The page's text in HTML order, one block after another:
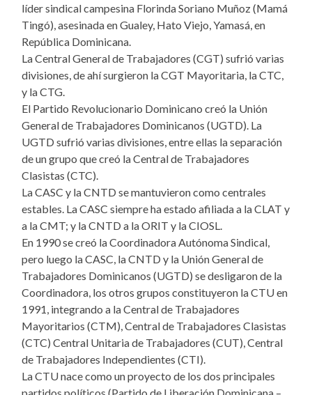
líder sindical campesina Florinda Soriano Muñoz (Mamá
Tingó), asesinada en Gualey, Hato Viejo, Yamasá, en
República Dominicana.
La Central General de Trabajadores (CGT) sufrió varias
divisiones, de ahí surgieron la CGT Mayoritaria, la CTC,
y la CTG.
El Partido Revolucionario Dominicano creó la Unión
General de Trabajadores Dominicanos (UGTD). La
UGTD sufrió varias divisiones, entre ellas la separación
de un grupo que creó la Central de Trabajadores
Clasistas (CTC).
La CASC y la CNTD se mantuvieron como centrales
estables. La CASC siempre ha estado afiliada a la CLAT y
a la CMT; y la CNTD a la ORIT y la CIOSL.
En 1990 se creó la Coordinadora Autónoma Sindical,
pero luego la CASC, la CNTD y la Unión General de
Trabajadores Dominicanos (UGTD) se desligaron de la
Coordinadora, los otros grupos constituyeron la CTU en
1991, integrando a la Central de Trabajadores
Mayoritarios (CTM), Central de Trabajadores Clasistas
(CTC) Central Unitaria de Trabajadores (CUT), Central
de Trabajadores Independientes (CTI).
La CTU nace como un proyecto de los dos principales
partidos políticos (Partido de Liberación Dominicana –